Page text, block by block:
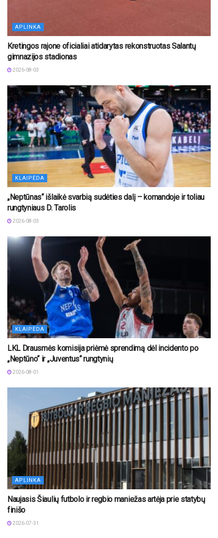
APLINKA
Kretingos rajone oficialiai atidarytas rekonstruotas Salantų
gimnazijos stadionas
2026-08-03
KLAIPĖDA
„Neptūnas“ išlaikė svarbią sudėties dalį – komandoje ir toliau
rungtyniaus D. Tarolis
2026-08-03
KLAIPĖDA
LKL Drausmės komisija priėmė sprendimą dėl incidento po
„Neptūno“ ir „Juventus“ rungtynių
2026-08-01
APLINKA
Naujasis Šiaulių futbolo ir regbio maniežas artėja prie statybų
finišo
2026-07-31